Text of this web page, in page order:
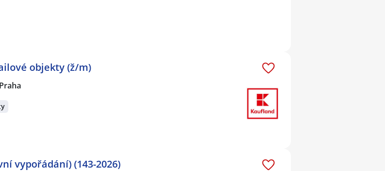
objekty (ž/m)
vypořádání) (143-2026)